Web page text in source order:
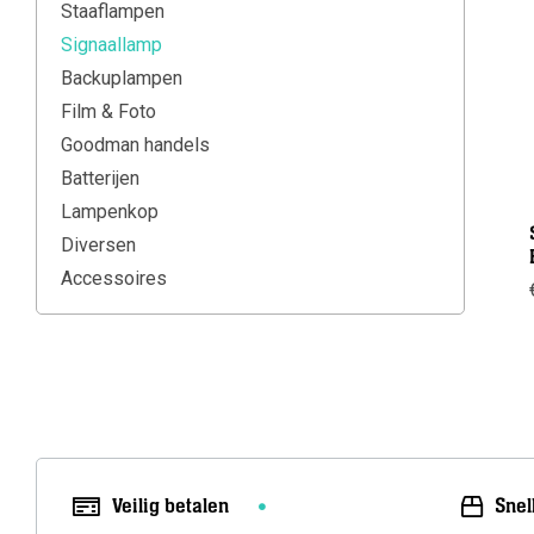
Staaflampen
Signaallamp
Backuplampen
Film & Foto
Goodman handels
Batterijen
Lampenkop
Diversen
Accessoires
Veilig betalen